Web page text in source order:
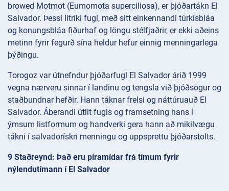
browed Motmot (Eumomota superciliosa), er þjóðartákn El
Salvador. Þessi litríki fugl, með sitt einkennandi túrkísbláa
og konungsbláa fiðurhaf og löngu stélfjaðrir, er ekki aðeins
metinn fyrir fegurð sína heldur hefur einnig menningarlega
þýðingu.
Torogoz var útnefndur þjóðarfugl El Salvador árið 1999
vegna nærveru sinnar í landinu og tengsla við þjóðsögur og
staðbundnar hefðir. Hann táknar frelsi og náttúruauð El
Salvador. Áberandi útlit fugls og framsetning hans í
ýmsum listformum og handverki gera hann að mikilvægu
tákni í salvadorískri menningu og uppsprettu þjóðarstolts.
9 Staðreynd: Það eru píramídar frá tímum fyrir
nýlendutímann í El Salvador